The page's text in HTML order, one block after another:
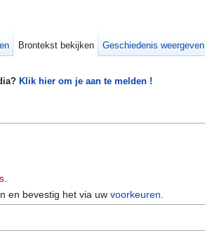
Klik hier om je aan te melden !
en bevestig het via uwvoorkeuren
Brontekst bekijken Geschiedenis weergeven